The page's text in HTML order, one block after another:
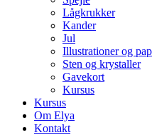
Lågkrukker
Kander
Jul
Illustrationer og
Sten og krystaller
Gavekort
Kursus
Kursus
Om Elya
Kontakt